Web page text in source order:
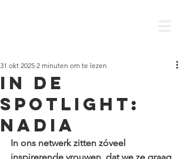
In de
spotlight:
Nadia
31 okt 2025 2 minuten om te lezen
In ons netwerk zitten zóveel